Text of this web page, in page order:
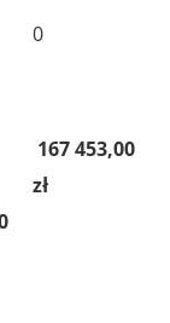
0
167 453,00
zł